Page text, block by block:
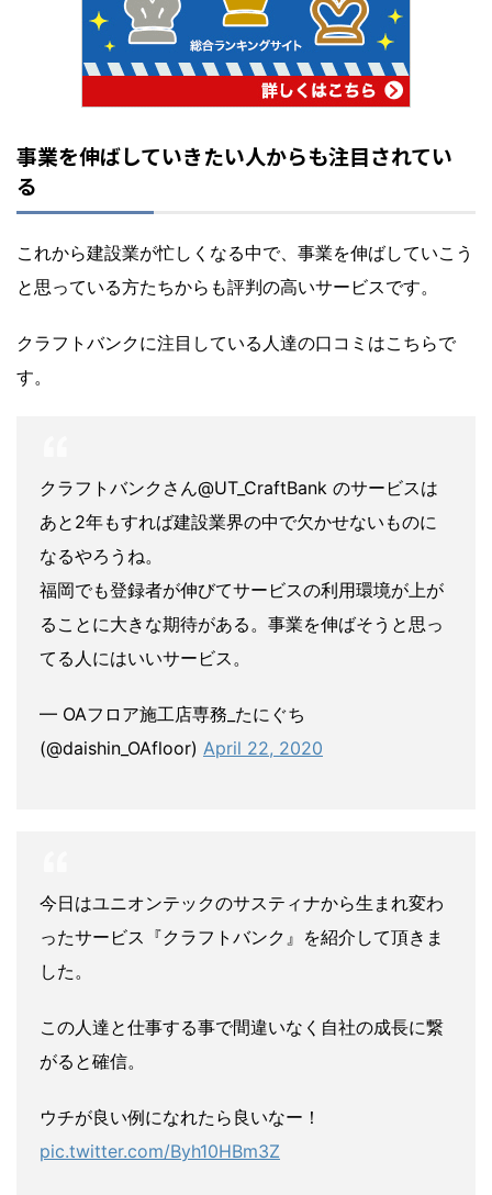
事業を伸ばしていきたい人からも注目されてい
る
これから建設業が忙しくなる中で、事業を伸ばしていこう
と思っている方たちからも評判の高いサービスです。
クラフトバンクに注目している人達の口コミはこちらで
す。
クラフトバンクさん@UT_CraftBank のサービスは
あと2年もすれば建設業界の中で欠かせないものに
なるやろうね。
福岡でも登録者が伸びてサービスの利用環境が上が
ることに大きな期待がある。事業を伸ばそうと思っ
てる人にはいいサービス。
— OAフロア施工店専務_たにぐち
(@daishin_OAfloor) April 22, 2020
今日はユニオンテックのサスティナから生まれ変わ
ったサービス『クラフトバンク』を紹介して頂きま
した。
この人達と仕事する事で間違いなく自社の成長に繋
がると確信。
ウチが良い例になれたら良いなー！
pic.twitter.com/Byh10HBm3Z